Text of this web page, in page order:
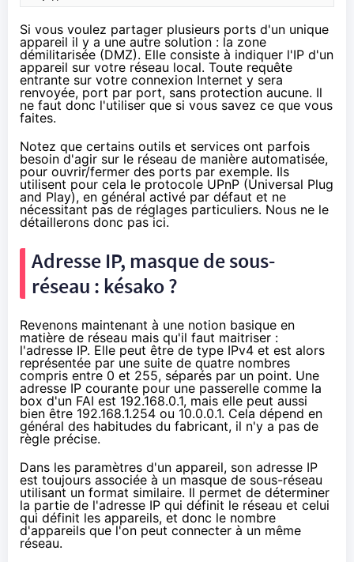
Si vous voulez partager plusieurs ports d'un unique
appareil il y a une autre solution : la zone
démilitarisée (DMZ). Elle consiste à indiquer l'IP d'un
appareil sur votre réseau local. Toute requête
entrante sur votre connexion Internet y sera
renvoyée, port par port, sans protection aucune. Il
ne faut donc l'utiliser que si vous savez ce que vous
faites.
Notez que certains outils et services ont parfois
besoin d'agir sur le réseau de manière automatisée,
pour ouvrir/fermer des ports par exemple. Ils
utilisent pour cela le protocole UPnP (Universal Plug
and Play), en général activé par défaut et ne
nécessitant pas de réglages particuliers. Nous ne le
détaillerons donc pas ici.
Adresse IP, masque de sous-
réseau : késako ?
Revenons maintenant à une notion basique en
matière de réseau mais qu'il faut maitriser :
l'adresse IP. Elle peut être de type IPv4 et est alors
représentée par une suite de quatre nombres
compris entre 0 et 255, séparés par un point. Une
adresse IP courante pour une passerelle comme la
box d'un FAI est 192.168.0.1, mais elle peut aussi
bien être 192.168.1.254 ou 10.0.0.1. Cela dépend en
général des habitudes du fabricant, il n'y a pas de
règle précise.
Dans les paramètres d'un appareil, son adresse IP
est toujours associée à un masque de sous-réseau
utilisant un format similaire. Il permet de déterminer
la partie de l'adresse IP qui définit le réseau et celui
qui définit les appareils, et donc le nombre
d'appareils que l'on peut connecter à un même
réseau.